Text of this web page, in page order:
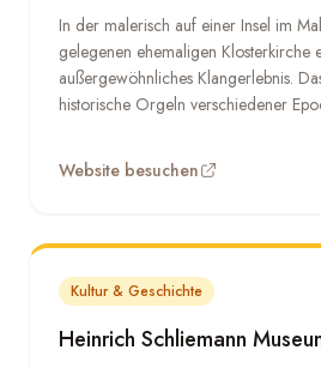
In der malerisch auf einer Insel im
gelegenen ehemaligen Klosterkirche
außergewöhnliches Klangerlebnis.
historische Orgeln verschiedener
Kulturinteressierte ein stiller,
eingebettet in das mittelalterliche
Website besuchen
Kultur & Geschichte
Heinrich Schliemann